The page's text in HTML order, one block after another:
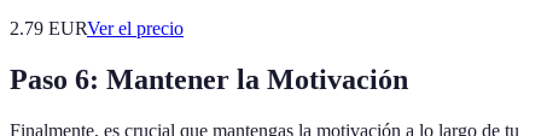
2.79 EURVer el precio
Paso 6: Mantener la Motivación
Finalmente, es crucial que mantengas la motivación a lo largo de tu